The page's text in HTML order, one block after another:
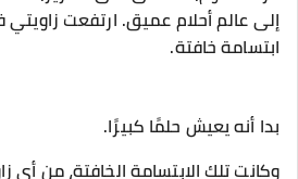
إلى عالم أحلام عميق. ارتفعت
ابتسامة خافتة.
بدا أنه يعيش حلمًا كبيرًا.
وكانت تلك الابتسامة الخافتة، من أي